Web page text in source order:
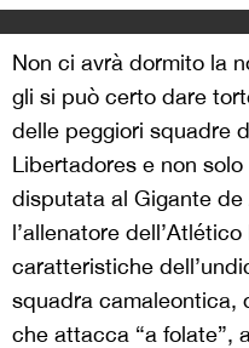
Non ci avrà dormito la
gli si può certo dare
delle peggiori squadre
Libertadores e non
disputata al Gigante
l’allenatore
caratteristiche
squadra camaleontica,
che attacca “a folate”,